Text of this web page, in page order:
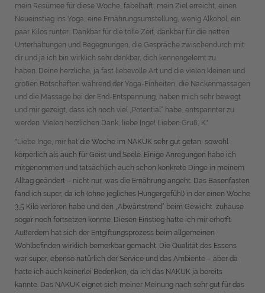
mein Resümee für diese Woche, fabelhaft, mein Ziel erreicht, einen
Neueinstieg ins Yoga, eine Ernährungsumstellung, wenig Alkohol, ein
paar Kilos runter… Dankbar für die tolle Zeit, dankbar für die netten
Unterhaltungen und Begegnungen, die Gespräche zwischendurch mit
dir und ja ich bin wirklich sehr dankbar, dich kennengelernt zu
haben. Deine herzliche, ja fast liebevolle Art und die vielen kleinen und
großen Botschaften während der Yoga-Einheiten, die Nackenmassagen
und die Massage bei der End-Entspannung, haben mich sehr bewegt
und mir gezeigt, dass ich noch viel „Potential“ habe, entspannter zu
werden. Vielen herzlichen Dank, liebe Inge! Lieben Gruß, K."
"Liebe Inge, mir hat die Woche im NAKUK sehr gut getan, sowohl
körperlich als auch für Geist und Seele. Einige Anregungen habe ich
mitgenommen und tatsächlich auch schon konkrete Dinge in meinem
Alltag geändert – nicht nur, was die Ernährung angeht. Das Basenfasten
fand ich super, da ich (ohne jegliches Hungergefühl) in der einen Woche
3,5 Kilo verloren habe und den „Abwärtstrend“ beim Gewicht zuhause
sogar noch fortsetzen konnte. Diesen Einstieg hatte ich mir erhofft.
Außerdem hat sich der Entgiftungsprozess beim allgemeinen
Wohlbefinden wirklich bemerkbar gemacht. Die Qualität des Essens
war super, ebenso natürlich der Service und das Ambiente – aber da
hatte ich auch keinerlei Bedenken, da ich das NAKUK ja bereits
kannte. Das NAKUK eignet sich meiner Meinung nach sehr gut für das